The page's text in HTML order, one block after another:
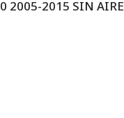
2005-2015 SIN AIRE